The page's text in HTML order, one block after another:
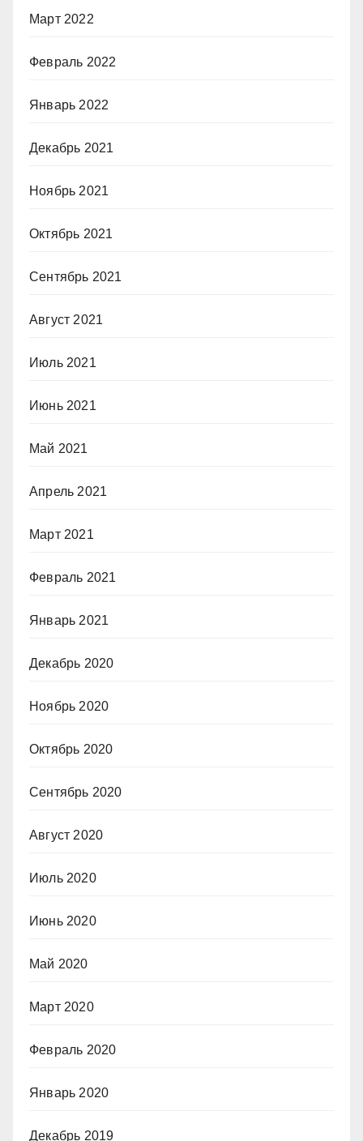
Март 2022
Февраль 2022
Январь 2022
Декабрь 2021
Ноябрь 2021
Октябрь 2021
Сентябрь 2021
Август 2021
Июль 2021
Июнь 2021
Май 2021
Апрель 2021
Март 2021
Февраль 2021
Январь 2021
Декабрь 2020
Ноябрь 2020
Октябрь 2020
Сентябрь 2020
Август 2020
Июль 2020
Июнь 2020
Май 2020
Март 2020
Февраль 2020
Январь 2020
Декабрь 2019